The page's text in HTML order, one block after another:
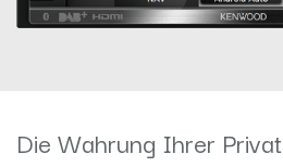
Die Wahrung Ihrer